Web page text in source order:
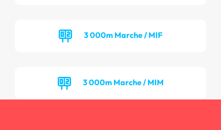
3 000m Marche / MIF
3 000m Marche / MIM